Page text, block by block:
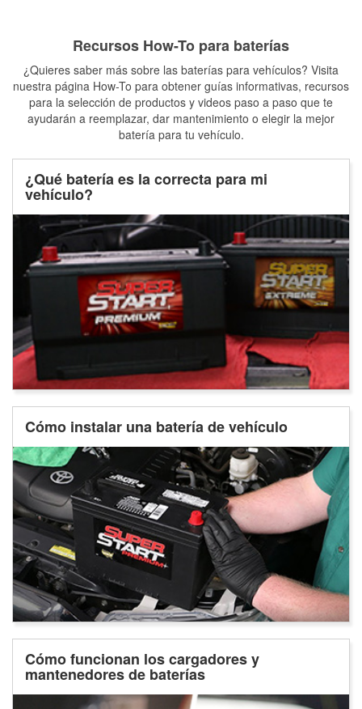
Recursos How-To para baterías
¿Quieres saber más sobre las baterías para vehículos? Visita
nuestra página How-To para obtener guías informativas, recursos
para la selección de productos y videos paso a paso que te
ayudarán a reemplazar, dar mantenimiento o elegir la mejor
batería para tu vehículo.
¿Qué batería es la correcta para mi
vehículo?
Cómo instalar una batería de vehículo
Cómo funcionan los cargadores y
mantenedores de baterías